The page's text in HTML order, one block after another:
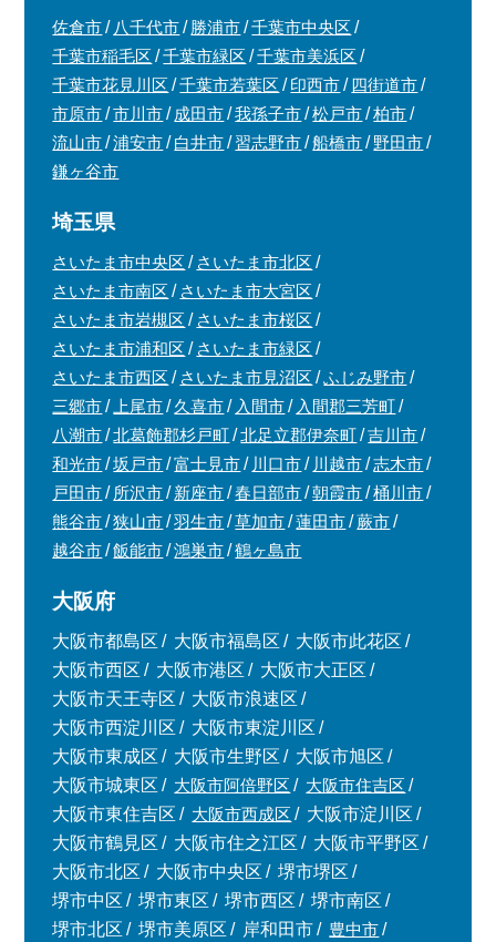
佐倉市 八千代市 勝浦市
千葉市中央区
千葉市稲毛区
千葉市緑区
千葉市美浜区
千葉市花見川区
千葉市若葉区 印西市
四街道市
市原市
市川市 成田市 我孫子市 松戸市
柏市
流山市
浦安市 白井市 習志野市 船橋市
野田市
鎌ヶ谷市
埼玉県
さいたま市中央区
さいたま市北区
さいたま市南区
さいたま市大宮区
さいたま市岩槻区
さいたま市桜区
さいたま市浦和区
さいたま市緑区
さいたま市西区
さいたま市見沼区
ふじみ野市
三郷市
上尾市 久喜市 入間市
入間郡三芳町
八潮市
北葛飾郡杉戸町 北足立郡伊奈町
吉川市
和光市
坂戸市 富士見市 川口市 川越市
志木市
戸田市
所沢市 新座市 春日部市 朝霞市
桶川市
熊谷市
狭山市 羽生市 草加市 蓮田市
蕨市
越谷市
飯能市 鴻巣市 鶴ヶ島市
大阪府
大阪市都島区 大阪市福島区
大阪市此花区
大阪市西区
大阪市港区
大阪市大正区
大阪市天王寺区
大阪市浪速区
大阪市西淀川区
大阪市東淀川区
大阪市東成区
大阪市生野区
大阪市旭区
大阪市城東区
大阪市阿倍野区
大阪市住吉区
大阪市東住吉区
大阪市西成区
大阪市淀川区
大阪市鶴見区
大阪市住之江区
大阪市平野区
大阪市北区
大阪市中央区
堺市堺区
堺市中区
堺市東区 堺市西区
堺市南区
堺市北区
堺市美原区 岸和田市 豊中市